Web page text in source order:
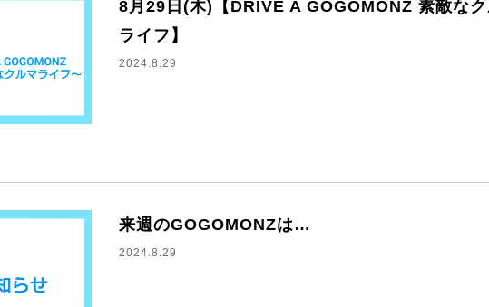
8月29日(木)【DRIVE A GOGOMONZ 素敵なク
ライフ】
2024.8.29
来週のGOGOMONZは…
2024.8.29